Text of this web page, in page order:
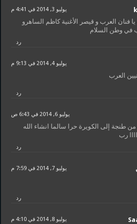
يوليو 3, 2014 في 4:41 م
فنان العرب و قيصر الأغنية كاظم الساهرو
في وطن السلام
رد
يوليو 4, 2014 في 9:13 م
العرب
رد
يوليو 6, 2014 في 6:43 ص
طنجة إلى الكويرة حرا سالما انشاء الله
رب
رد
يوليو 7, 2014 في 7:59 م
رد
يوليو 8, 2014 في 4:10 م